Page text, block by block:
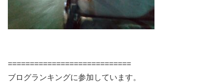
============================
ブログランキングに参加しています。